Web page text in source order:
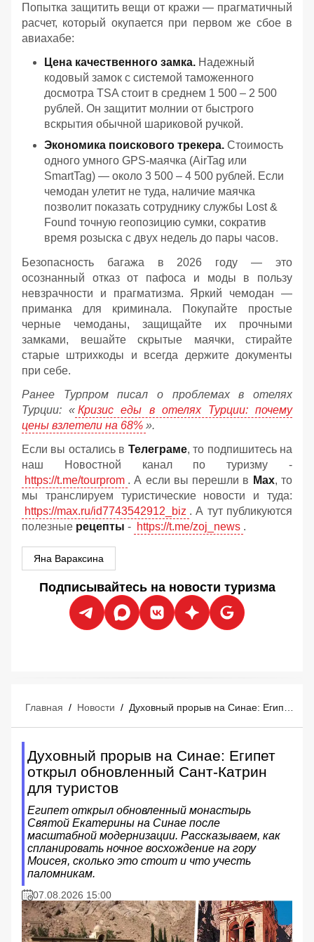
Попытка защитить вещи от кражи — прагматичный
расчет, который окупается при первом же сбое в
авиахабе:
Цена качественного замка. Надежный
кодовый замок с системой таможенного
досмотра TSA стоит в среднем 1 500 – 2 500
рублей. Он защитит молнии от быстрого
вскрытия обычной шариковой ручкой.
Экономика поискового трекера. Стоимость
одного умного GPS-маячка (AirTag или
SmartTag) — около 3 500 – 4 500 рублей. Если
чемодан улетит не туда, наличие маячка
позволит показать сотруднику службы Lost &
Found точную геопозицию сумки, сократив
время розыска с двух недель до пары часов.
Безопасность багажа в 2026 году — это
осознанный отказ от пафоса и моды в пользу
невзрачности и прагматизма. Яркий чемодан —
приманка для криминала. Покупайте простые
черные чемоданы, защищайте их прочными
замками, вешайте скрытые маячки, стирайте
старые штрихкоды и всегда держите документы
при себе.
Ранее Турпром писал о проблемах в отелях
Турции: « Кризис еды в отелях Турции: почему
цены взлетели на 68% ».
Если вы остались в Телеграме, то подпишитесь на
наш Новостной канал по туризму -
https://t.me/tourprom . А если вы перешли в Мах, то
мы транслируем туристические новости и туда:
https://max.ru/id7743542912_biz . А тут публикуются
полезные рецепты - https://t.me/zoj_news .
Яна Вараксина
Подписывайтесь на новости туризма
Главная / Новости /
Духовный прорыв на Синае: Египет
открыл обновленный Сант-Катрин
для туристов
Египет открыл обновленный монастырь
Святой Екатерины на Синае после
масштабной модернизации. Рассказываем, как
спланировать ночное восхождение на гору
Моисея, сколько это стоит и что учесть
паломникам.
07.08.2026 15:00